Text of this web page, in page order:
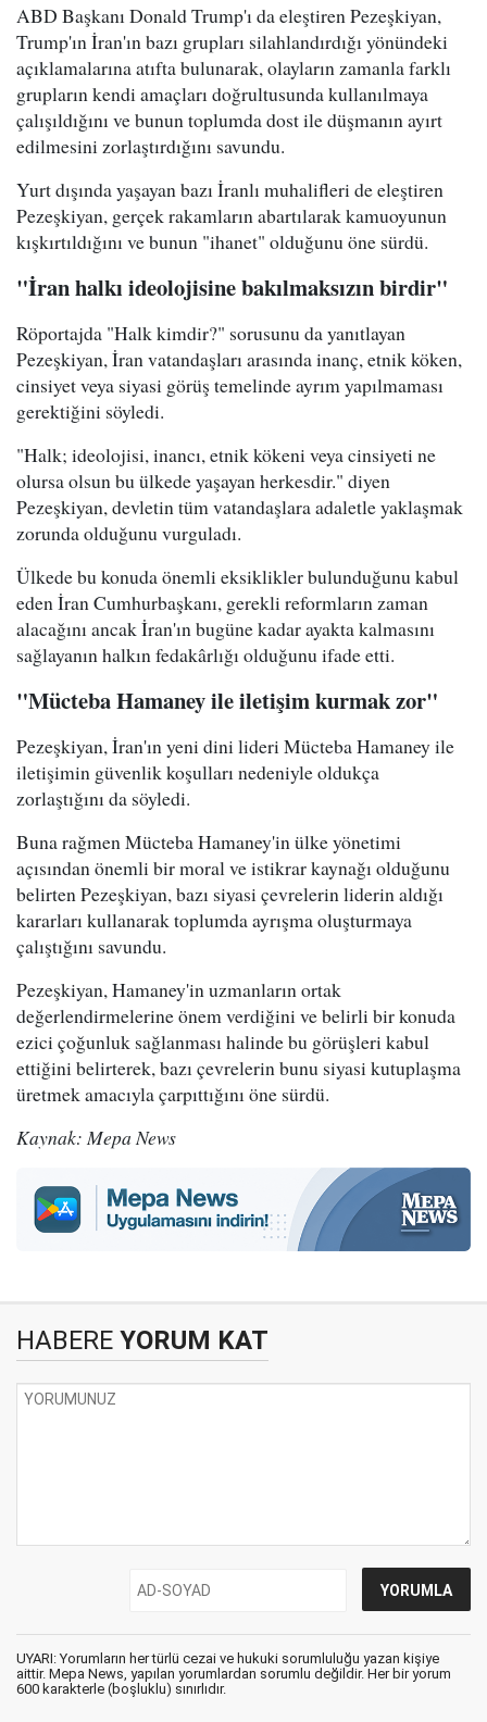
ABD Başkanı Donald Trump'ı da eleştiren Pezeşkiyan,
Trump'ın İran'ın bazı grupları silahlandırdığı yönündeki
açıklamalarına atıfta bulunarak, olayların zamanla farklı
grupların kendi amaçları doğrultusunda kullanılmaya
çalışıldığını ve bunun toplumda dost ile düşmanın ayırt
edilmesini zorlaştırdığını savundu.
Yurt dışında yaşayan bazı İranlı muhalifleri de eleştiren
Pezeşkiyan, gerçek rakamların abartılarak kamuoyunun
kışkırtıldığını ve bunun "ihanet" olduğunu öne sürdü.
"İran halkı ideolojisine bakılmaksızın birdir"
Röportajda "Halk kimdir?" sorusunu da yanıtlayan
Pezeşkiyan, İran vatandaşları arasında inanç, etnik köken,
cinsiyet veya siyasi görüş temelinde ayrım yapılmaması
gerektiğini söyledi.
"Halk; ideolojisi, inancı, etnik kökeni veya cinsiyeti ne
olursa olsun bu ülkede yaşayan herkesdir." diyen
Pezeşkiyan, devletin tüm vatandaşlara adaletle yaklaşmak
zorunda olduğunu vurguladı.
Ülkede bu konuda önemli eksiklikler bulunduğunu kabul
eden İran Cumhurbaşkanı, gerekli reformların zaman
alacağını ancak İran'ın bugüne kadar ayakta kalmasını
sağlayanın halkın fedakârlığı olduğunu ifade etti.
"Mücteba Hamaney ile iletişim kurmak zor"
Pezeşkiyan, İran'ın yeni dini lideri Mücteba Hamaney ile
iletişimin güvenlik koşulları nedeniyle oldukça
zorlaştığını da söyledi.
Buna rağmen Mücteba Hamaney'in ülke yönetimi
açısından önemli bir moral ve istikrar kaynağı olduğunu
belirten Pezeşkiyan, bazı siyasi çevrelerin liderin aldığı
kararları kullanarak toplumda ayrışma oluşturmaya
çalıştığını savundu.
Pezeşkiyan, Hamaney'in uzmanların ortak
değerlendirmelerine önem verdiğini ve belirli bir konuda
ezici çoğunluk sağlanması halinde bu görüşleri kabul
ettiğini belirterek, bazı çevrelerin bunu siyasi kutuplaşma
üretmek amacıyla çarpıttığını öne sürdü.
Kaynak: Mepa News
HABERE YORUM KAT
UYARI: Yorumların her türlü cezai ve hukuki sorumluluğu yazan kişiye
aittir. Mepa News, yapılan yorumlardan sorumlu değildir. Her bir yorum
600 karakterle (boşluklu) sınırlıdır.